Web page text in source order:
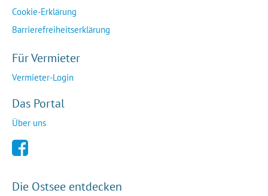
Cookie-Erklärung
Barrierefreiheitserklärung
Für Vermieter
Vermieter-Login
Das Portal
Über uns
Die Ostsee entdecken